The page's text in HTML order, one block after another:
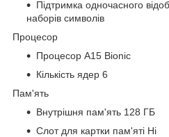
Підтримка одночасного
наборів символів
Процесор
Процесор A15 Bionic
Кількість ядер 6
Пам'ять
Внутрішня пам'ять 128 ГБ
Слот для картки пам'яті Ні